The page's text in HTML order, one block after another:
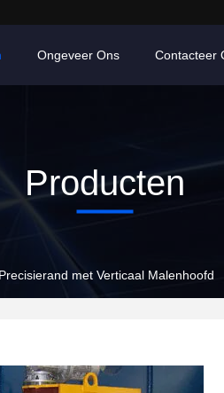
Ongeveer Ons Contacteer
Producten
met Verticaal Malenhoofd